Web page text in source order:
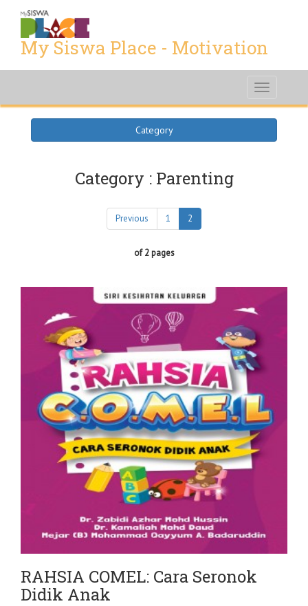
My Siswa Place - Motivation
Toggle
Category
Category : Parenting
Previous 1 2
of 2 pages
RAHSIA COMEL: Cara Seronok
Didik Anak